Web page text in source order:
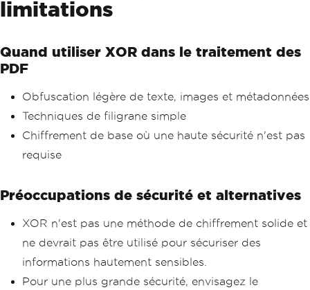
tDecrypt("Confidential Report"
R-encoded metadata created.");
limitations
Quand utiliser XOR dans le traitement des
PDF
Obfuscation légère de texte, images et métadonnées
Techniques de filigrane simple
Chiffrement de base où une haute sécurité n'est pas
requise
Préoccupations de sécurité et alternatives
XOR n'est pas une méthode de chiffrement solide et
ne devrait pas être utilisé pour sécuriser des
informations hautement sensibles.
Pour une plus grande sécurité, envisagez le